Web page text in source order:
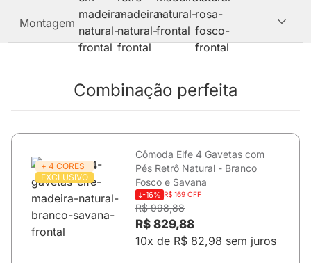
Montagem
Combinação perfeita
+ 4 CORES
EXCLUSIVO
Cômoda Elfe 4 Gavetas com
Pés Retrô Natural - Branco
Fosco e Savana
-16% R$ 169 OFF
R$ 998,88
R$ 829,88
10x de R$ 82,98 sem juros